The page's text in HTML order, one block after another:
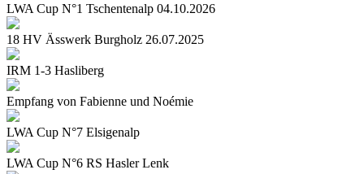
LWA Cup N°1 Tschentenalp 04.10.2026
18 HV Ässwerk Burgholz 26.07.2025
IRM 1-3 Hasliberg
Empfang von Fabienne und Noémie
LWA Cup N°7 Elsigenalp
LWA Cup N°6 RS Hasler Lenk